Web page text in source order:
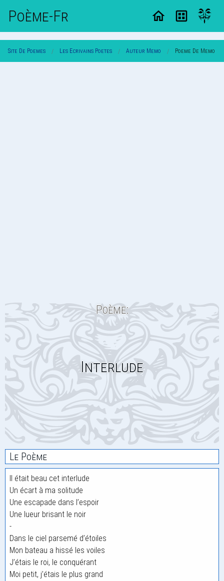
Poème-Fr
Site De Poemes Les Ecrivains Poetes Auteur Memo Poeme De Memo
Poème:
Interlude
Le Poème
Il était beau cet interlude
Un écart à ma solitude
Une escapade dans l’espoir
Une lueur brisant le noir
-
Dans le ciel parsemé d’étoiles
Mon bateau a hissé les voiles
J’étais le roi, le conquérant
Moi petit, j’étais le plus grand